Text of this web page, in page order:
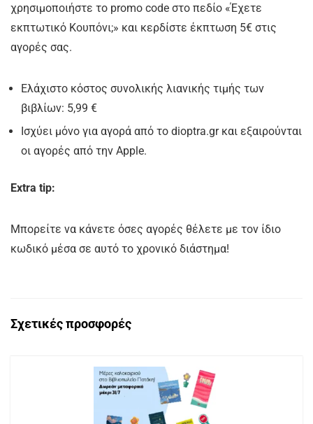
χρησιμοποιήστε το promo code στο πεδίο «Έχετε
εκπτωτικό Κουπόνι;» και κερδίστε έκπτωση 5€ στις
αγορές σας.
Ελάχιστο κόστος συνολικής λιανικής τιμής των
βιβλίων: 5,99 €
Iσχύει μόνο για αγορά από το dioptra.gr και εξαιρούνται
οι αγορές από την Apple.
Extra tip:
Μπορείτε να κάνετε όσες αγορές θέλετε με τον ίδιο
κωδικό μέσα σε αυτό το χρονικό διάστημα!
Σχετικές προσφορές